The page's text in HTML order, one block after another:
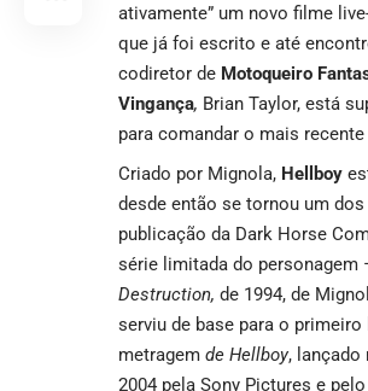
ativamente” um novo filme
que já foi escrito e até
codiretor de Motoqueiro
Vingança, Brian Taylor, está
para comandar o mais
Criado por Mignola, Hellboy
desde então se tornou um
publicação da Dark Horse
série limitada do personagem
Destruction, de 1994, de
serviu de base para o primeiro
metragem de Hellboy, lançado
2004 pela Sony Pictures e